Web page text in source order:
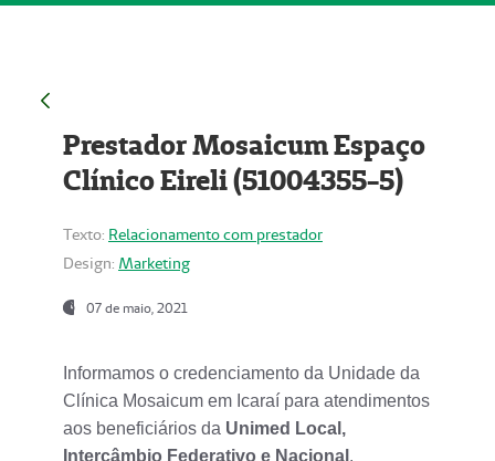
Prestador Mosaicum Espaço
Clínico Eireli (51004355-5)
Texto: Relacionamento com prestador
Design: Marketing
07 de maio, 2021
Informamos o credenciamento da Unidade da
Clínica Mosaicum em Icaraí para atendimentos
aos beneficiários da Unimed Local,
Intercâmbio Federativo e Nacional .